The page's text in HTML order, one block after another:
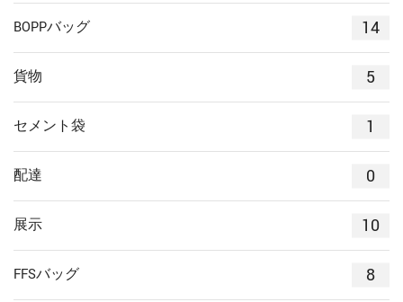
BOPPバッグ 14
貨物 5
セメント袋 1
配達 0
展示 10
FFSバッグ 8